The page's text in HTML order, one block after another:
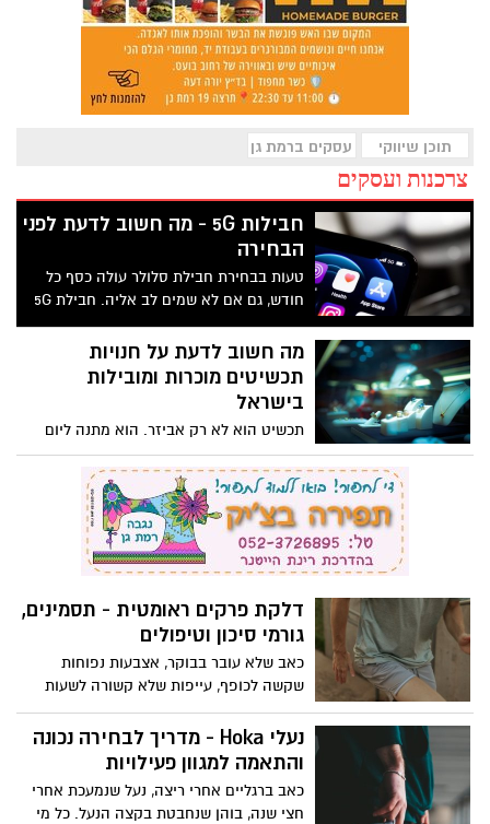
תוכן שיווקי עסקים ברמת גן
צרכנות ועסקים
חבילות 5G - מה חשוב לדעת לפני
הבחירה
טעות בבחירת חבילת סלולר עולה כסף כל
חודש, גם אם לא שמים לב אליה. חבילת 5G
לא מתאימה מייצרת תסכול יומיומי: גלישה
איטית, ניתוקים, וחשבון שלא תואם את
השימוש בפועל. הבנה של הצרכים האישיים
שלכם, לצד השוואה אמיתית בין הספקים,
היא מה שמפריד בין חבילה משתלמת לבין
הוצאה מיותרת.
מה חשוב לדעת על חנויות
תכשיטים מוכרות ומובילות
בישראל
תכשיט הוא לא רק אביזר. הוא מתנה ליום
הולדת, טבעת אירוסין, או פינוק אישי אחרי
תקופה קשה. בדיוק בגלל זה, בחירת החנות
הנכונה קובעת אם התכשיט ילווה אתכם שנים,
או יאבד את הברק שלו כבר בחורף הראשון.
דלקת פרקים ראומטית - תסמינים,
גורמי סיכון וטיפולים
כאב שלא עובר בבוקר, אצבעות נפוחות
שקשה לכופף, עייפות שלא קשורה לשעות
שינה. ככה זה מתחיל אצל הרבה אנשים,
הרבה לפני שיש להם שם למה שקורה להם.
דלקת פרקים ראומטית היא לא "כאב פרקים
רגיל" של הגיל, אלא מחלה שדורשת
התייחסות רצינית ומעקב רפואי צמוד.
נעלי Hoka - מדריך לבחירה נכונה
והתאמה למגוון פעילויות
כאב ברגליים אחרי ריצה, נעל שנמעכת אחרי
חצי שנה, בוהן שנחבטת בקצה הנעל. כל מי